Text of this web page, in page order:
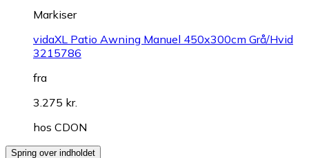
Markiser
vidaXL Patio Awning Manuel 450x300cm Grå/Hvid
3215786
fra
3.275 kr.
hos CDON
Spring over indholdet